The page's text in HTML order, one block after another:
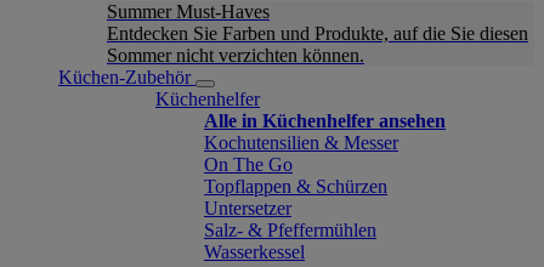
Summer Must-Haves
Entdecken Sie Farben und Produkte, auf die Sie diesen
Sommer nicht verzichten können.
Küchen-Zubehör
Küchenhelfer
Alle in Küchenhelfer ansehen
Kochutensilien & Messer
On The Go
Topflappen & Schürzen
Untersetzer
Salz- & Pfeffermühlen
Wasserkessel